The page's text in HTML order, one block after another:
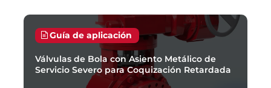
Guía de aplicación
Válvulas de Bola con Asiento Metálico de
Servicio Severo para Coquización Retardada